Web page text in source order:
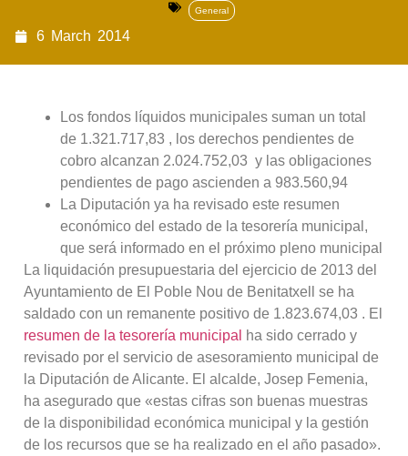
General
6 March 2014
Los fondos líquidos municipales suman un total
de 1.321.717,83 , los derechos pendientes de
cobro alcanzan 2.024.752,03  y las obligaciones
pendientes de pago ascienden a 983.560,94 
La Diputación ya ha revisado este resumen
económico del estado de la tesorería municipal,
que será informado en el próximo pleno municipal
La liquidación presupuestaria del ejercicio de 2013 del
Ayuntamiento de El Poble Nou de Benitatxell se ha
saldado con un remanente positivo de 1.823.674,03 . El
resumen de la tesorería municipal
ha sido cerrado y
revisado por el servicio de asesoramiento municipal de
la Diputación de Alicante. El alcalde, Josep Femenia,
ha asegurado que «estas cifras son buenas muestras
de la disponibilidad económica municipal y la gestión
de los recursos que se ha realizado en el año pasado».